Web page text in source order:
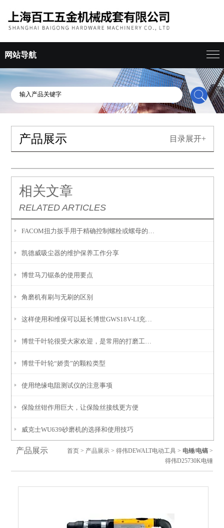
网站导航
产品展示 目录展开+
相关文章
RELATED ARTICLES
凯德威吸尘器的维护保养工作分享
博世马刀锯条的使用要点
角磨机有刷与无刷的区别
博世千叶轮“娇贵”的颗粒类型
使用绝缘电阻测试仪的注意事项
保险丝钳作用巨大，让保险丝接线更方便
威克士WU639砂磨机的选择和使用技巧
产品展示 首页> 产品展示> 得伟DEWALT电动工具> 电锤/电镐>
得伟D25730K电锤